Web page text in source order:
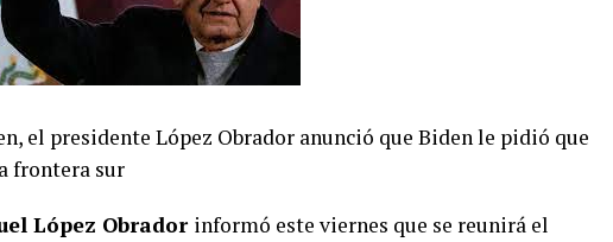
el presidente López Obrador anunció que Biden le pidió que
frontera sur
López Obrador informó este viernes que se reunirá el